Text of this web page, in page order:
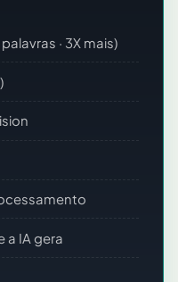
· 3X mais)
a IA gera